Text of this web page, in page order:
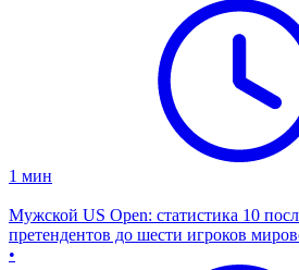
1 мин
Мужской US Open: статистика 10
претендентов до шести игроков
•